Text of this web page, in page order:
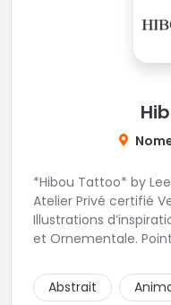
*Hibou Tattoo* by Leeloo. «Exclusivement
Atelier Privé certifié Vegan. Styles
Illustrations
et Ornementale.
de l’Atelier :
https://
Abstrait